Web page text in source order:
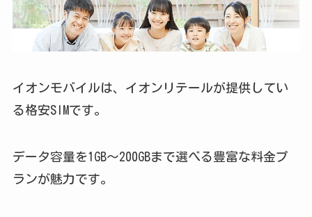
イオンモバイルは、イオンリテールが提供してい
る格安SIMです。
データ容量を1GB〜200GBまで選べる豊富な料金プ
ランが魅力です。